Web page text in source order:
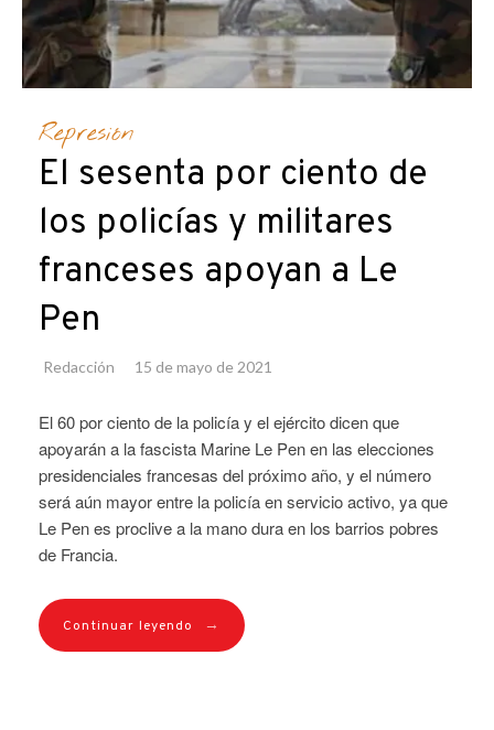
Represión
El sesenta por ciento de
los policías y militares
franceses apoyan a Le
Pen
Redacción 15 de mayo de 2021
El 60 por ciento de la policía y el ejército dicen que
apoyarán a la fascista Marine Le Pen en las elecciones
presidenciales francesas del próximo año, y el número
será aún mayor entre la policía en servicio activo, ya que
Le Pen es proclive a la mano dura en los barrios pobres
de Francia.
Continuar leyendo →